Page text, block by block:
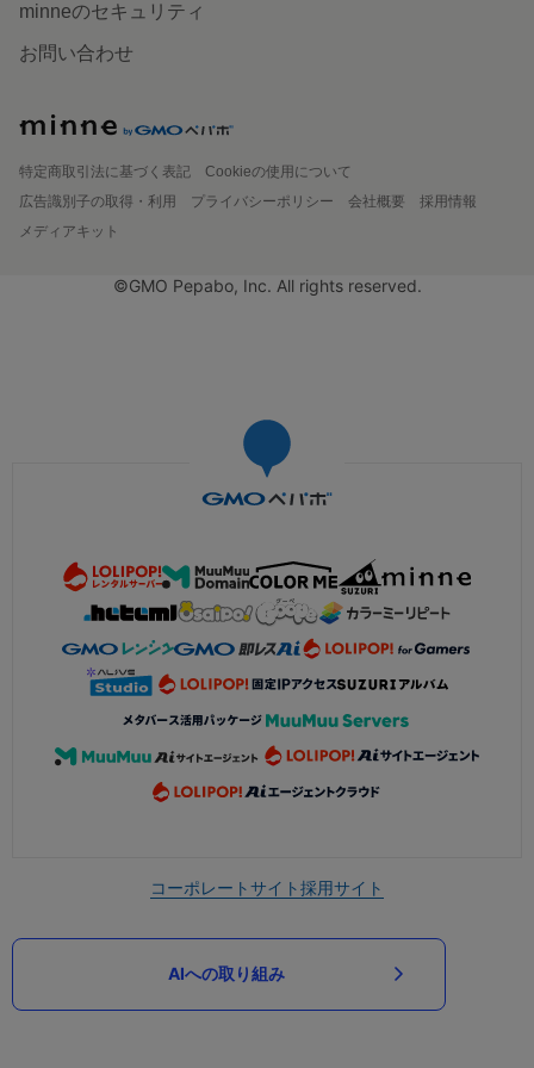
minneのセキュリティ
お問い合わせ
特定商取引法に基づく表記
Cookieの使用について
広告識別子の取得・利用
プライバシーポリシー 会社概要
採用情報
メディアキット
©GMO Pepabo, Inc. All rights reserved.
コーポレートサイト採用サイト
AIへの取り組み